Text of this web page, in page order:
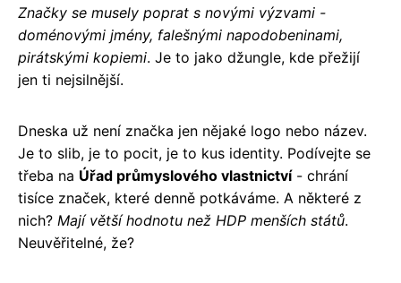
Značky se musely poprat s novými výzvami -
doménovými jmény, falešnými napodobeninami,
pirátskými kopiemi. Je to jako džungle, kde přežijí
jen ti nejsilnější.
Dneska už není značka jen nějaké logo nebo název.
Je to slib, je to pocit, je to kus identity. Podívejte se
třeba na Úřad průmyslového vlastnictví- chrání
tisíce značek, které denně potkáváme. A některé z
nich? Mají větší hodnotu než HDP menších států.
Neuvěřitelné, že?